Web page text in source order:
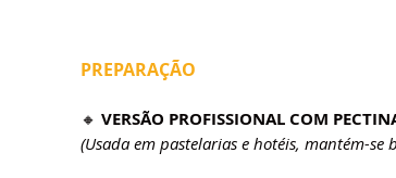
PREPARAÇÃO
🔸 VERSÃO PROFISSIONAL COM
(Usada em pastelarias e hotéis, mantém-